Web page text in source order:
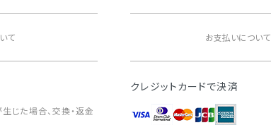
て
じた場合、交換・返金
お支払いについて
クレジットカードで決済